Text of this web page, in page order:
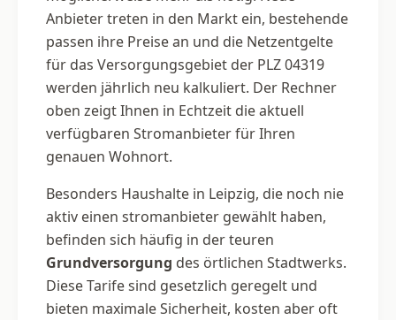
Anbieter treten in den Markt ein, bestehende
passen ihre Preise an und die Netzentgelte
für das Versorgungsgebiet der PLZ 04319
werden jährlich neu kalkuliert. Der Rechner
oben zeigt Ihnen in Echtzeit die aktuell
verfügbaren Stromanbieter für Ihren
genauen Wohnort.
Besonders Haushalte in Leipzig, die noch nie
aktiv einen stromanbieter gewählt haben,
befinden sich häufig in der teuren
Grundversorgung des örtlichen Stadtwerks.
Diese Tarife sind gesetzlich geregelt und
bieten maximale Sicherheit, kosten aber oft